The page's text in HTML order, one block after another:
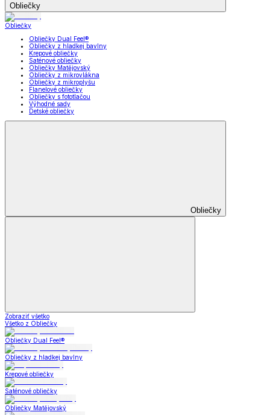
Obliečky
Obliečky
Obliečky Dual Feel®
Obliečky z hladkej bavlny
Krepové obliečky
Saténové obliečky
Obliečky Matějovský
Obliečky z mikrovlákna
Obliečky z mikroplyšu
Flanelové obliečky
Obliečky s fototlačou
Výhodné sady
Detské obliečky
Obliečky
Zobraziť všetko
Všetko z Obliečky
Obliečky Dual Feel®
Obliečky z hladkej bavlny
Krepové obliečky
Saténové obliečky
Obliečky Matějovský